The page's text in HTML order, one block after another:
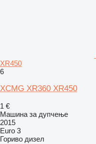
XR450
6
XCMG XR360 XR450
1 €
Машина за дупчење
2015
Euro 3
Гориво дизел